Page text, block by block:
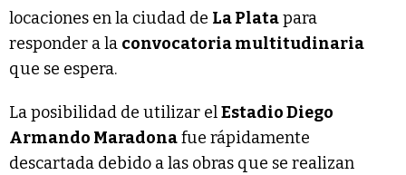
locaciones en la ciudad de La Platapara
responder a la convocatoria multitudinaria
que se espera.
La posibilidad de utilizar elEstadio Diego
Armando Maradonafue rápidamente
descartada debido a las obras que se realizan